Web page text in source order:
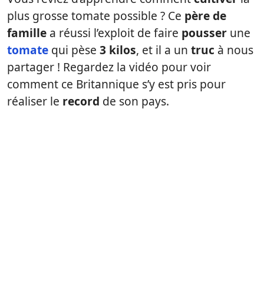
plus grosse tomate possible ? Ce père de
famille a réussi l’exploit de faire pousser une
tomate qui pèse 3 kilos, et il a un truc à nous
partager ! Regardez la vidéo pour voir
comment ce Britannique s’y est pris pour
réaliser le record de son pays.